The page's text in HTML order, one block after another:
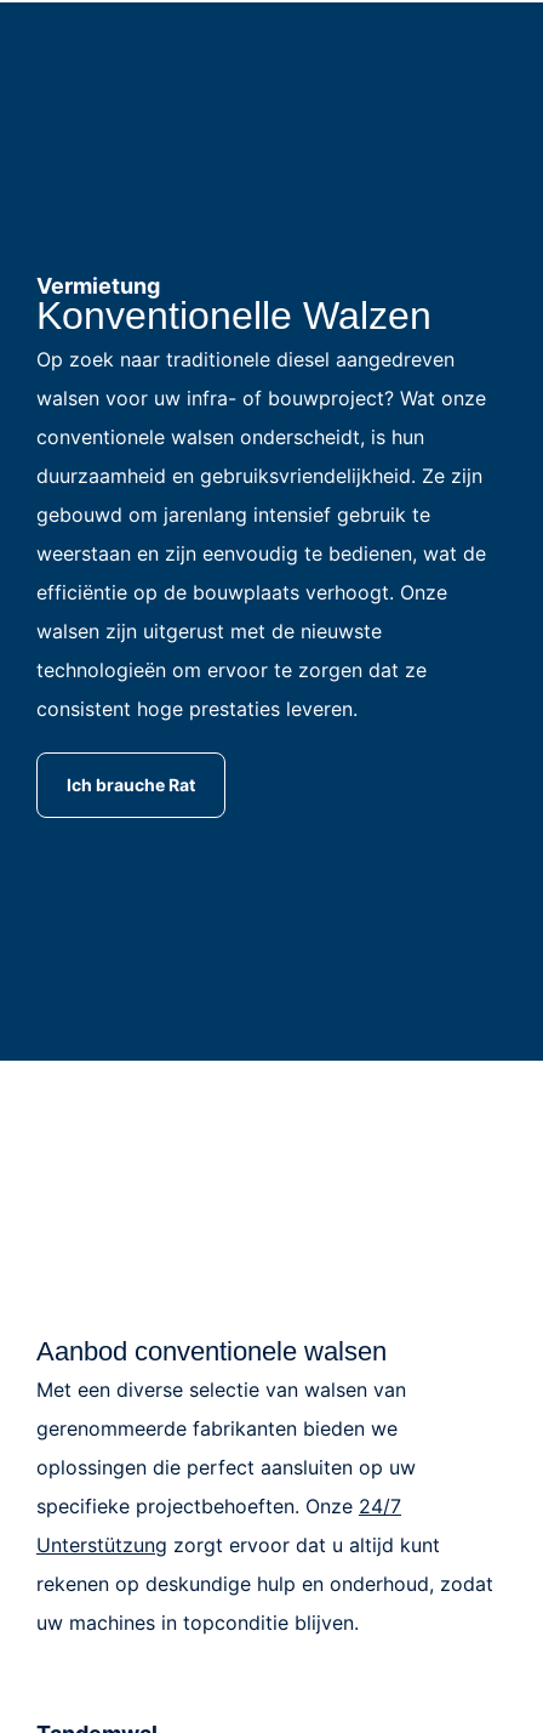
Vermietung
Konventionelle Walzen
Op zoek naar traditionele diesel aangedreven
walsen voor uw infra- of bouwproject? Wat onze
conventionele walsen onderscheidt, is hun
duurzaamheid en gebruiksvriendelijkheid. Ze zijn
gebouwd om jarenlang intensief gebruik te
weerstaan en zijn eenvoudig te bedienen, wat de
efficiëntie op de bouwplaats verhoogt. Onze
walsen zijn uitgerust met de nieuwste
technologieën om ervoor te zorgen dat ze
consistent hoge prestaties leveren.
Ich brauche Rat
Aanbod conventionele walsen
Met een diverse selectie van walsen van
gerenommeerde fabrikanten bieden we
oplossingen die perfect aansluiten op uw
specifieke projectbehoeften. Onze 24/7
Unterstützung zorgt ervoor dat u altijd kunt
rekenen op deskundige hulp en onderhoud, zodat
uw machines in topconditie blijven.